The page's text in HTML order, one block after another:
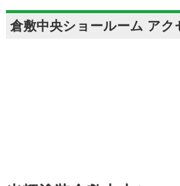
倉敷中央ショールーム アク